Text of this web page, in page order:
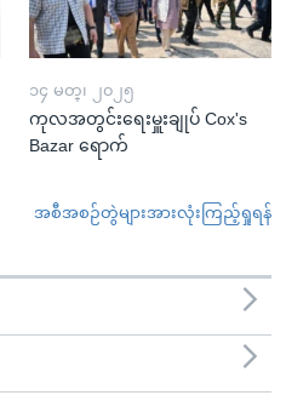
၁၄ မတ္၊ ၂၀၂၅
ကုလအတွင်းရေးမှူးချုပ် Cox's
Bazar ရောက်
အစီအစဉ်တွဲများအားလုံးကြည့်ရှုရန်